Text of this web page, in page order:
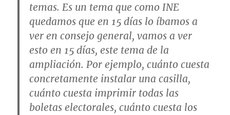
temas. Es un tema que como INE
quedamos que en 15 días lo íbamos a
ver en consejo general, vamos a ver
esto en 15 días, este tema de la
ampliación. Por ejemplo, cuánto cuesta
concretamente instalar una casilla,
cuánto cuesta imprimir todas las
boletas electorales, cuánto cuesta los